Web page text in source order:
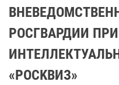
РОСГВАРДИИ
«POCKВИЗ»